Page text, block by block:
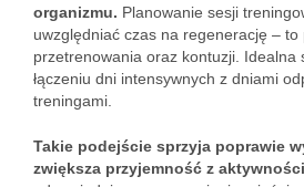
organizmu. Planowanie sesji
uwzględniać czas na regenerację – to
przetrenowania oraz kontuzji. Idealna
łączeniu dni intensywnych z dniami
treningami.
Takie podejście sprzyja poprawie
zwiększa przyjemność z